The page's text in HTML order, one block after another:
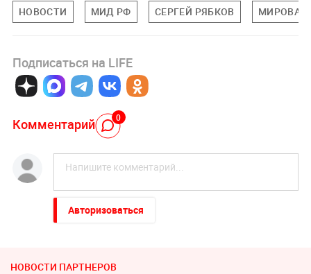
НОВОСТИ МИД РФ СЕРГЕЙ РЯБКОВ МИРОВАЯ
Подписаться на LIFE
Комментарий 0
Авторизоваться
НОВОСТИ ПАРТНЕРОВ